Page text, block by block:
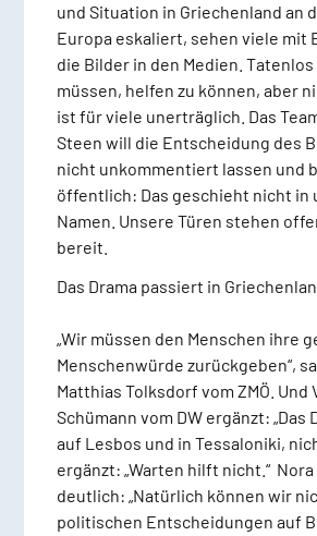
und Situation in Griechenland an
Europa eskaliert, sehen viele mit
die Bilder in den Medien. Tatenlos
müssen, helfen zu können, aber
ist für viele unerträglich. Das
Steen will die Entscheidung des
nicht unkommentiert lassen und
öffentlich: Das geschieht nicht in
Namen. Unsere Türen stehen
bereit.
Das Drama passiert in
„Wir müssen den Menschen ihre
Menschenwürde zurückgeben“,
Matthias Tolksdorf vom ZMÖ. Und
Schümann vom DW ergänzt: „Das
auf Lesbos und in Tessaloniki,
ergänzt: „Warten hilft nicht.“
deutlich: „Natürlich können wir
politischen Entscheidungen auf